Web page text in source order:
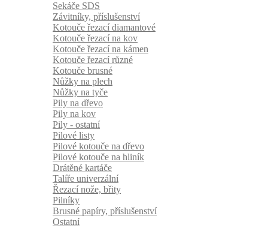
Sekáče SDS
Závitníky, příslušenství
Kotouče řezací diamantové
Kotouče řezací na kov
Kotouče řezací na kámen
Kotouče řezací různé
Kotouče brusné
Nůžky na plech
Nůžky na tyče
Pily na dřevo
Pily na kov
Pily - ostatní
Pilové listy
Pilové kotouče na dřevo
Pilové kotouče na hliník
Drátěné kartáče
Talíře univerzální
Řezací nože, břity
Pilníky
Brusné papíry, příslušenství
Ostatní